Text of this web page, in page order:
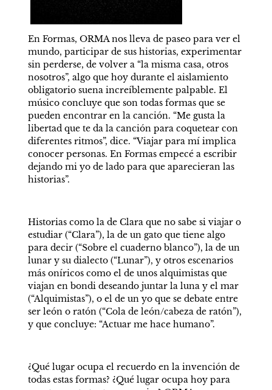
En Formas, ORMA nos lleva de paseo para ver el
mundo, participar de sus historias, experimentar
sin perderse, de volver a “la misma casa, otros
nosotros”, algo que hoy durante el aislamiento
obligatorio suena increíblemente palpable. El
músico concluye que son todas formas que se
pueden encontrar en la canción. “Me gusta la
libertad que te da la canción para coquetear con
diferentes ritmos”, dice. “Viajar para mí implica
conocer personas. En Formas empecé a escribir
dejando mi yo de lado para que aparecieran las
historias”.
Historias como la de Clara que no sabe si viajar o
estudiar (“Clara”), la de un gato que tiene algo
para decir (“Sobre el cuaderno blanco”), la de un
lunar y su dialecto (“Lunar”), y otros escenarios
más oníricos como el de unos alquimistas que
viajan en bondi deseando juntar la luna y el mar
(“Alquimistas”), o el de un yo que se debate entre
ser león o ratón (“Cola de león/cabeza de ratón”),
y que concluye: “Actuar me hace humano”.
¿Qué lugar ocupa el recuerdo en la invención de
todas estas formas? ¿Qué lugar ocupa hoy para